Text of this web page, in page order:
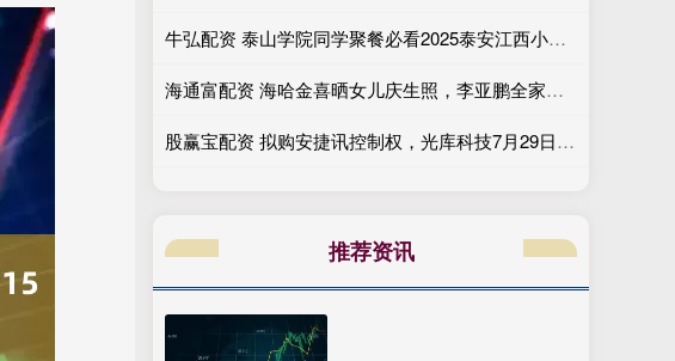
牛弘配资 泰山学院同学聚餐必看2025泰安江西小炒店TOP3榜单
海通富配资 海哈金喜晒女儿庆生照，李亚鹏全家出镜相处融洽
股赢宝配资 拟购安捷讯控制权，光库科技7月29日起停牌
推荐资讯